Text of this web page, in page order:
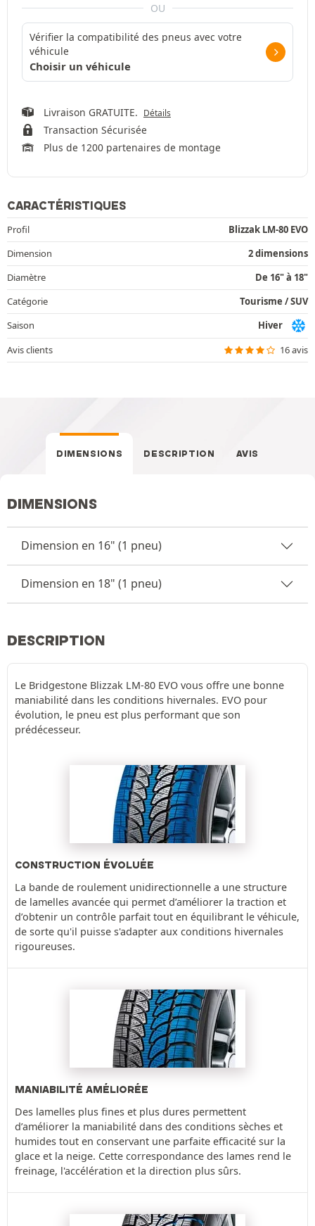
OU
Vérifier la compatibilité des pneus avec votre
véhicule
Choisir un véhicule
Livraison GRATUITE. Détails
Transaction Sécurisée
Plus de 1200 partenaires de montage
CARACTÉRISTIQUES
Profil
Blizzak LM-80 EVO
Dimension
2 dimensions
Diamètre
De 16" à 18"
Catégorie
Tourisme / SUV
Saison
Hiver
Avis clients
16 avis
DIMENSIONS DESCRIPTION AVIS
DIMENSIONS
Dimension en 16" (1 pneu)
Dimension en 18" (1 pneu)
DESCRIPTION
Le Bridgestone Blizzak LM-80 EVO vous offre une bonne
maniabilité dans les conditions hivernales. EVO pour
évolution, le pneu est plus performant que son
prédécesseur.
CONSTRUCTION ÉVOLUÉE
La bande de roulement unidirectionnelle a une structure
de lamelles avancée qui permet d’améliorer la traction et
d’obtenir un contrôle parfait tout en équilibrant le véhicule,
de sorte qu'il puisse s'adapter aux conditions hivernales
rigoureuses.
MANIABILITÉ AMÉLIORÉE
Des lamelles plus fines et plus dures permettent
d’améliorer la maniabilité dans des conditions sèches et
humides tout en conservant une parfaite efficacité sur la
glace et la neige. Cette correspondance des lames rend le
freinage, l'accélération et la direction plus sûrs.